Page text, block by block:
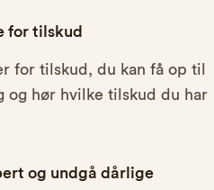
for tilskud
for tilskud, du kan få op til
og hør hvilke tilskud du har
og undgå dårlige